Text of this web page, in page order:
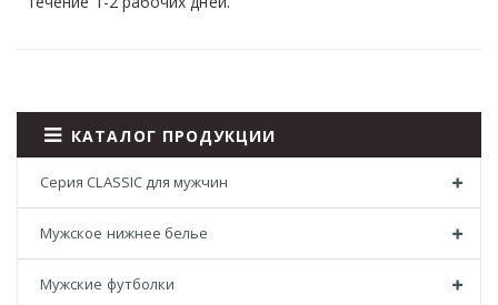
КАТАЛОГ ПРОДУКЦИИ
Серия CLASSIC для мужчин
Мужское нижнее белье
Мужские футболки